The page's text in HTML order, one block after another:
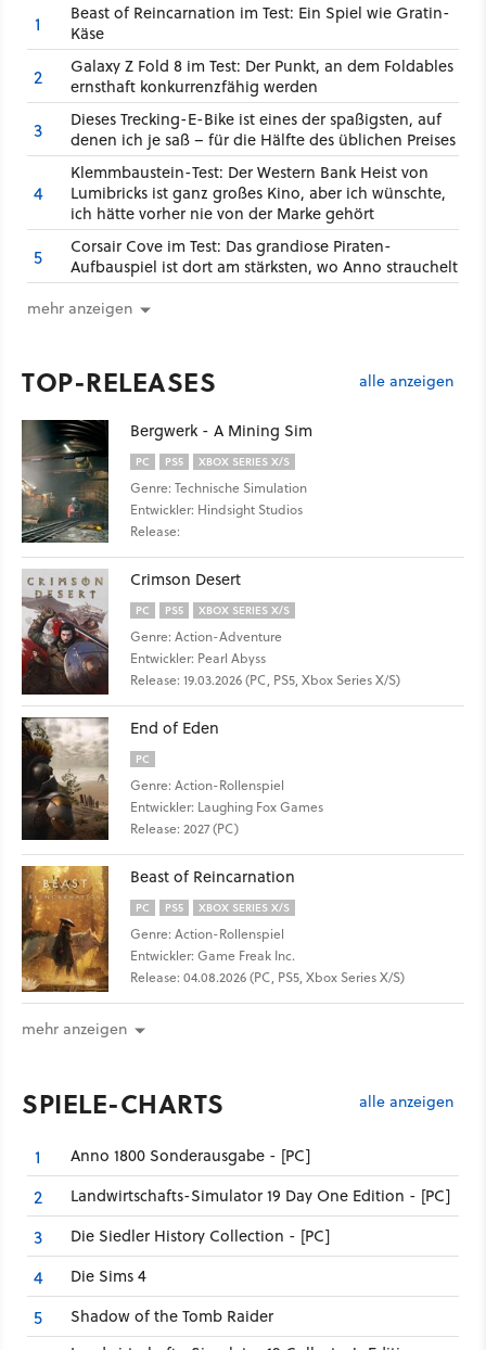
1
Beast of Reincarnation im Test: Ein Spiel wie Gratin-
Käse
2
Galaxy Z Fold 8 im Test: Der Punkt, an dem Foldables
ernsthaft konkurrenzfähig werden
3
Dieses Trecking-E-Bike ist eines der spaßigsten, auf
denen ich je saß – für die Hälfte des üblichen Preises
4
Klemmbaustein-Test: Der Western Bank Heist von
Lumibricks ist ganz großes Kino, aber ich wünschte,
ich hätte vorher nie von der Marke gehört
5
Corsair Cove im Test: Das grandiose Piraten-
Aufbauspiel ist dort am stärksten, wo Anno strauchelt
mehr anzeigen
TOP-RELEASES alle anzeigen
Bergwerk - A Mining Sim
PC PS5 XBOX SERIES X/S
Genre: Technische Simulation
Entwickler: Hindsight Studios
Release:
Crimson Desert
PC PS5 XBOX SERIES X/S
Genre: Action-Adventure
Entwickler: Pearl Abyss
Release: 19.03.2026 (PC, PS5, Xbox Series X/S)
End of Eden
PC
Genre: Action-Rollenspiel
Entwickler: Laughing Fox Games
Release: 2027 (PC)
Beast of Reincarnation
PC PS5 XBOX SERIES X/S
Genre: Action-Rollenspiel
Entwickler: Game Freak Inc.
Release: 04.08.2026 (PC, PS5, Xbox Series X/S)
mehr anzeigen
SPIELE-CHARTS alle anzeigen
1 Anno 1800 Sonderausgabe - [PC]
2 Landwirtschafts-Simulator 19 Day One Edition - [PC]
3 Die Siedler History Collection - [PC]
4 Die Sims 4
5
Shadow of the Tomb Raider